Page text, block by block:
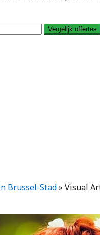
Vergelijk offertes
Brussel-Stad» Visual